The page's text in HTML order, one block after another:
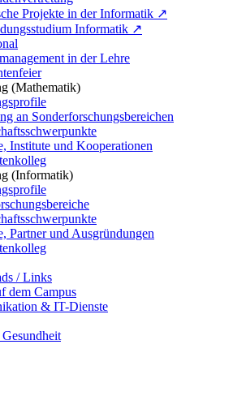
Projekte in der Informatik ↗
Informatik ↗
in der Lehre
(Mathematik)
an Sonderforschungsbereichen
Institute und Kooperationen
(Informatik)
Partner und Ausgründungen
/ Links
dem Campus
& IT-Dienste